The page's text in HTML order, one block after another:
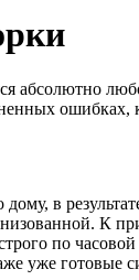
абсолютно
ошибках,
дому, в
К
по
уже готовые